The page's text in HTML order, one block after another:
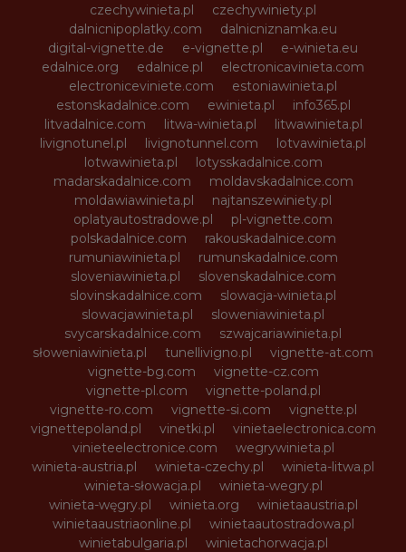
czechywinieta.pl
czechywiniety.pl
dalnicnipoplatky.com
dalnicniznamka.eu
digital-vignette.de
e-vignette.pl
e-winieta.eu
edalnice.org
edalnice.pl
electronicavinieta.com
electroniceviniete.com
estoniawinieta.pl
estonskadalnice.com
ewinieta.pl
info365.pl
litvadalnice.com
litwa-winieta.pl
litwawinieta.pl
livignotunel.pl
livignotunnel.com
lotvawinieta.pl
lotwawinieta.pl
lotysskadalnice.com
madarskadalnice.com
moldavskadalnice.com
moldawiawinieta.pl
najtanszewiniety.pl
oplatyautostradowe.pl
pl-vignette.com
polskadalnice.com
rakouskadalnice.com
rumuniawinieta.pl
rumunskadalnice.com
sloveniawinieta.pl
slovenskadalnice.com
slovinskadalnice.com
slowacja-winieta.pl
slowacjawinieta.pl
sloweniawinieta.pl
svycarskadalnice.com
szwajcariawinieta.pl
słoweniawinieta.pl
tunellivigno.pl
vignette-at.com
vignette-bg.com
vignette-cz.com
vignette-pl.com
vignette-poland.pl
vignette-ro.com
vignette-si.com
vignette.pl
vignettepoland.pl
vinetki.pl
vinietaelectronica.com
vinieteelectronice.com
wegrywinieta.pl
winieta-austria.pl
winieta-czechy.pl
winieta-litwa.pl
winieta-słowacja.pl
winieta-wegry.pl
winieta-węgry.pl
winieta.org
winietaaustria.pl
winietaaustriaonline.pl
winietaautostradowa.pl
winietabulgaria.pl
winietachorwacja.pl